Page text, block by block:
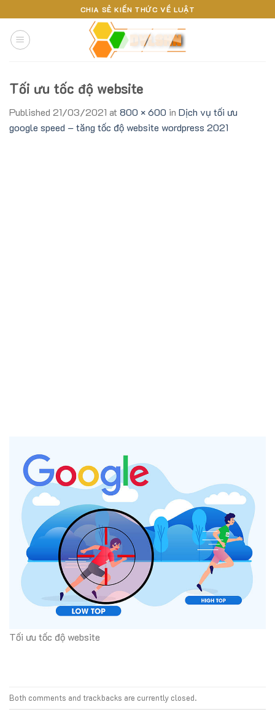
to
content
CHIA SẺ KIẾN THỨC VỀ LUẬT
Tối ưu tốc độ website
Published 21/03/2021 at 800 × 600 in Dịch vụ tối ưu
google speed – tăng tốc độ website wordpress 2021
Tối ưu tốc độ website
Both comments and trackbacks are currently closed.